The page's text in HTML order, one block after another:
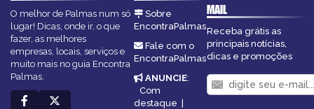
O melhor de Palmas num só
lugar! Dicas, onde ir, o que
fazer, as melhores
empresas, locais, serviços e
muito mais no guia Encontra
Palmas.
Sobre
EncontraPalmas
Fale com o
EncontraPalmas
ANUNCIE:
Com
destaque |
MAIL
Receba grátis as
principais notícias,
dicas e promoções